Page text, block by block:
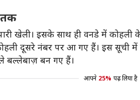
खेली। इसके साथ ही वनडे में कोहली
दूसरे नंबर पर आ गए हैं। इस सूची
बल्लेबाज़ बन गए हैं।
आपने 25% पढ़ लिया है